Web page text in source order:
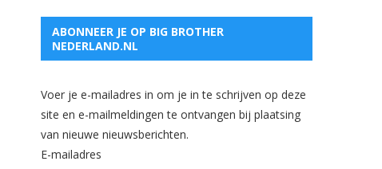
ABONNEER JE OP BIG BROTHER
NEDERLAND.NL
Voer je e-mailadres in om je in te schrijven op deze
site en e-mailmeldingen te ontvangen bij plaatsing
van nieuwe nieuwsberichten.
E-mailadres